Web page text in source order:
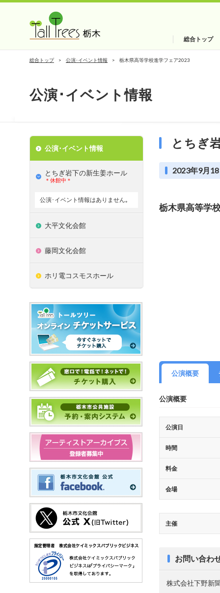
総合トップ
総合トップ 公演･イベント情報 栃木県高等学校進学フェア2023
公演･イベント情報
とちぎ
2023年9月
栃木県高等学
公演概要
公演概要
公演日
時間
料金
会場
主催
お問い合わ
株式会社下野新
公演･イベント情報
とちぎ岩下の新⽣姜ホール
＊休館中＊
公演･イベント情報はありません｡
大平文化会館
藤岡文化会館
ホリ電コスモスホール